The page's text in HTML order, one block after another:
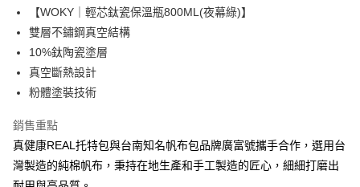
ATM付款
運送方式
宅配
每筆NT$70，滿NT$799(含以上)免運費
訂閱免運/現場取貨免運
免運費
【WOKY｜輕芯鈦瓷保溫瓶800ML(夜幕綠)】
雙層不鏽鋼真空結構
10%鈦陶瓷塗層
真空斷熱設計
粉體塗裝技術
銷售重點
真健康REAL托特包與台南知名帆布包品牌廣富號攜手合作，選用台
灣製造的純棉帆布，秉持在地生產和手工製造的匠心，細細打磨出